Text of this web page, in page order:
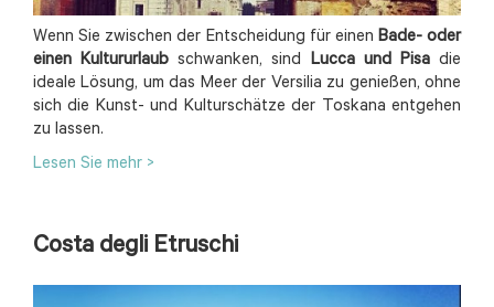
Wenn Sie zwischen der Entscheidung für einen Bade- oder
einen Kultururlaub schwanken, sind Lucca und Pisadie
ideale Lösung, um das Meer der Versilia zu genießen, ohne
sich die Kunst- und Kulturschätze der Toskana entgehen
zu lassen.
Lesen Sie mehr >
Costa degli Etruschi